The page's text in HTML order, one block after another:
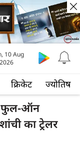
क्रिकेट ज्योतिष
10 Aug
2026
फुल-ऑन
का ट्रेलर